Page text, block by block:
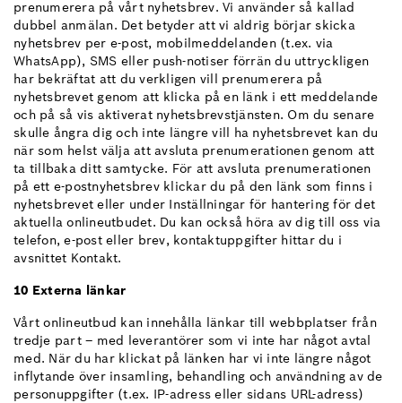
prenumerera på vårt nyhetsbrev. Vi använder så kallad
dubbel anmälan. Det betyder att vi aldrig börjar skicka
nyhetsbrev per e-post, mobilmeddelanden (t.ex. via
WhatsApp), SMS eller push-notiser förrän du uttryckligen
har bekräftat att du verkligen vill prenumerera på
nyhetsbrevet genom att klicka på en länk i ett meddelande
och på så vis aktiverat nyhetsbrevstjänsten. Om du senare
skulle ångra dig och inte längre vill ha nyhetsbrevet kan du
när som helst välja att avsluta prenumerationen genom att
ta tillbaka ditt samtycke. För att avsluta prenumerationen
på ett e-postnyhetsbrev klickar du på den länk som finns i
nyhetsbrevet eller under Inställningar för hantering för det
aktuella onlineutbudet. Du kan också höra av dig till oss via
telefon, e-post eller brev, kontaktuppgifter hittar du i
avsnittet Kontakt.
10 Externa länkar
Vårt onlineutbud kan innehålla länkar till webbplatser från
tredje part – med leverantörer som vi inte har något avtal
med. När du har klickat på länken har vi inte längre något
inflytande över insamling, behandling och användning av de
personuppgifter (t.ex. IP-adress eller sidans URL-adress)